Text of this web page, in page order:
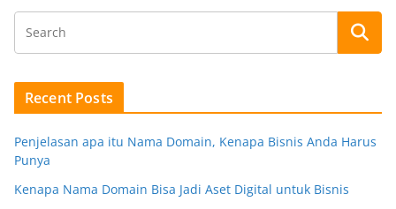
Recent Posts
Penjelasan apa itu Nama Domain, Kenapa Bisnis Anda Harus
Punya
Kenapa Nama Domain Bisa Jadi Aset Digital untuk Bisnis